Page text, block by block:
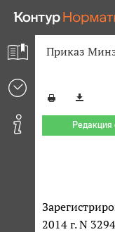
Приказ
Редакция
2014 г. N